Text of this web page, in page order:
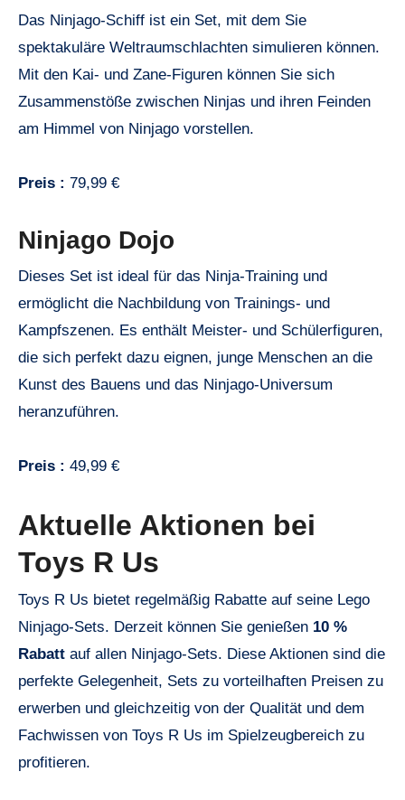
Das Ninjago-Schiff ist ein Set, mit dem Sie
spektakuläre Weltraumschlachten simulieren können.
Mit den Kai- und Zane-Figuren können Sie sich
Zusammenstöße zwischen Ninjas und ihren Feinden
am Himmel von Ninjago vorstellen.
Preis : 79,99 €
Ninjago Dojo
Dieses Set ist ideal für das Ninja-Training und
ermöglicht die Nachbildung von Trainings- und
Kampfszenen. Es enthält Meister- und Schülerfiguren,
die sich perfekt dazu eignen, junge Menschen an die
Kunst des Bauens und das Ninjago-Universum
heranzuführen.
Preis : 49,99 €
Aktuelle Aktionen bei
Toys R Us
Toys R Us bietet regelmäßig Rabatte auf seine Lego
Ninjago-Sets. Derzeit können Sie genießen 10 %
Rabatt auf allen Ninjago-Sets. Diese Aktionen sind die
perfekte Gelegenheit, Sets zu vorteilhaften Preisen zu
erwerben und gleichzeitig von der Qualität und dem
Fachwissen von Toys R Us im Spielzeugbereich zu
profitieren.